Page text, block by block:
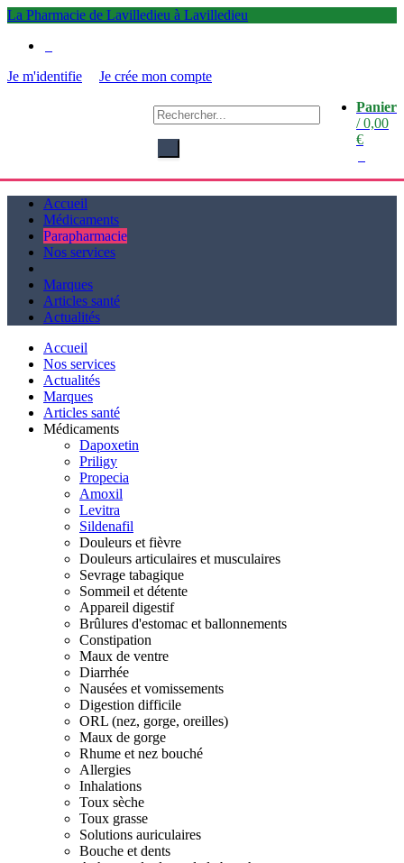
La Pharmacie de Lavilledieu à Lavilledieu
Je m'identifie
Je crée mon compte
Panier
/0,00
€
Accueil
Médicaments
Parapharmacie
Nos services
Marques
Articles santé
Actualités
Accueil
Nos services
Actualités
Marques
Articles santé
Médicaments
Dapoxetin
Priligy
Propecia
Amoxil
Levitra
Sildenafil
Douleurs et fièvre
Douleurs articulaires et musculaires
Sevrage tabagique
Sommeil et détente
Appareil digestif
Brûlures d'estomac et ballonnements
Constipation
Maux de ventre
Diarrhée
Nausées et vomissements
Digestion difficile
ORL (nez, gorge, oreilles)
Maux de gorge
Rhume et nez bouché
Allergies
Inhalations
Toux sèche
Toux grasse
Solutions auriculaires
Bouche et dents